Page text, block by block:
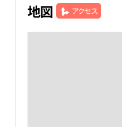
地図 アクセス